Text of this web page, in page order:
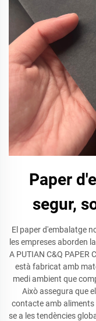
Paper
segur,
El paper d'embalatge
les empreses aborden
A PUTIAN C&Q PAPER
està fabricat amb
medi ambient que
Això assegura que
contacte amb
se a les tendències